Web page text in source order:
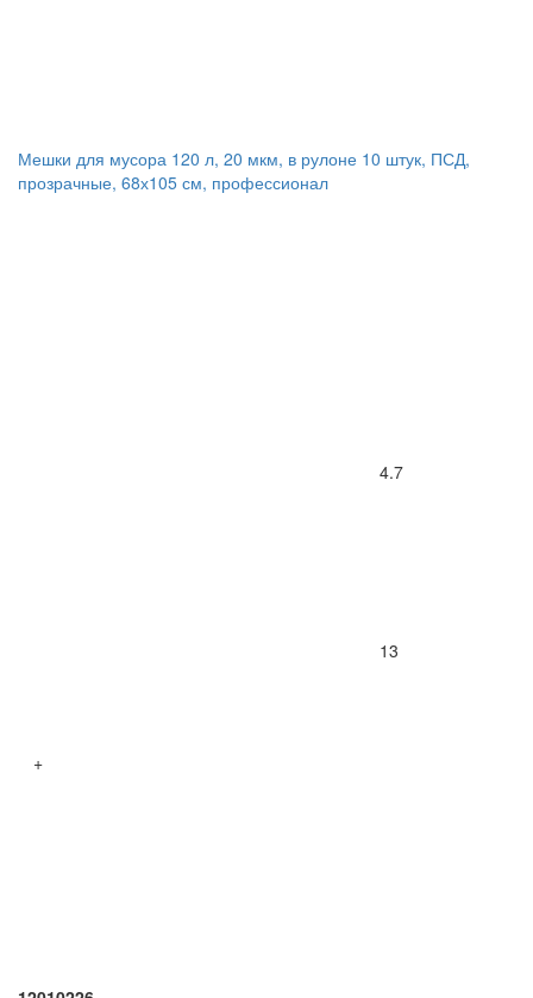
Мешки для мусора 120 л, 20 мкм, в рулоне 10 штук, ПСД,
прозрачные, 68х105 см, профессионал
4.7
13
+